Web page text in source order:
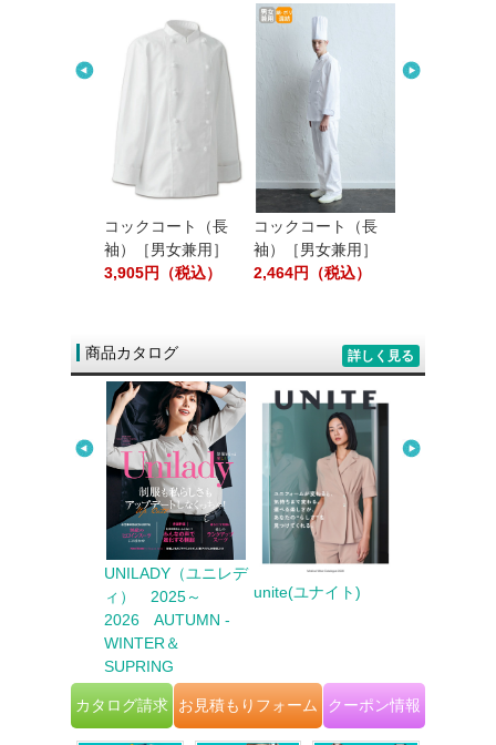
コックコート（長
袖）［男女兼用］
3,905円（税込）
コックコート（長
袖）［男女兼用］
2,464円（税込）
商品カタログ 詳しく見る
UNILADY（ユニレデ
ィ） 2025～
2026 AUTUMN -
WINTER＆
SUPRING
unite(ユナイト)
カタログ請求 お見積もりフォーム クーポン情報